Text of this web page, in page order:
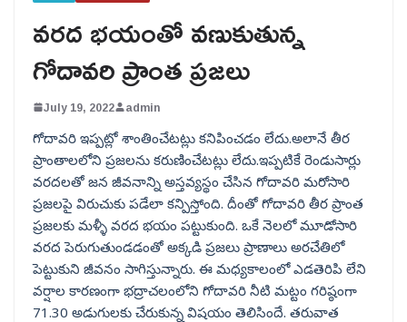
వరద భయంతో వణుకుతున్న
గోదావరి ప్రాంత ప్రజలు
July 19, 2022 admin
గోదావరి ఇప్పట్లో శాంతించేటట్లు కనిపించడం లేదు.అలానే తీర
ప్రాంతాలలోని ప్రజలను కరుణించేటట్లు లేదు.ఇప్పటికే రెండుసార్లు
వరదలతో జన జీవనాన్ని అస్తవ్యస్థం చేసిన గోదావరి మరోసారి
ప్రజలపై విరుచుకు పడేలా కన్పిస్తోంది. దీంతో గోదావరి తీర ప్రాంత
ప్రజలకు మళ్ళీ వరద భయం పట్టుకుంది. ఒకే నెలలో మూడోసారి
వరద పెరుగుతుండడంతో అక్కడి ప్రజలు ప్రాణాలు అరచేతిలో
పెట్టుకుని జీవనం సాగిస్తున్నారు. ఈ మధ్యకాలంలో ఎడతెరిపి లేని
వర్షాల కారణంగా భద్రాచలంలోని గోదావరి నీటి మట్టం గరిష్ఠంగా
71.30 అడుగులకు చేరుకున్న విషయం తెలిసిందే. తరువాత